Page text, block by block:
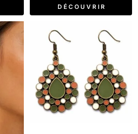
D É C O U V R I R